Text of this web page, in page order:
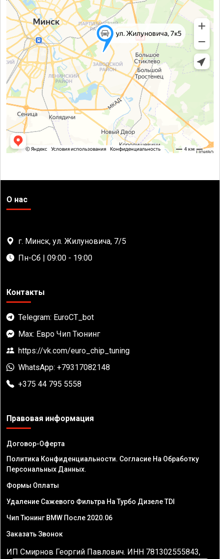
О нас
г. Минск, ул. Жилуновича, 7/5
Пн-Сб | 09:00 - 19:00
Контакты
Telegram: EuroCT_bot
Max: Евро Чип Тюнинг
https://vk.com/euro_chip_tuning
WhatsApp: +79317082148
+375 44 795 5558
Правовая информация
Договор-Оферта
Политика Конфиденциальности. Согласие На Обработку
Персональных Данных.
Формы Оплаты
Удаление Сажевого Фильтра На Турбо Дизеле TDI
Чип Тюнинг BMW После 2020.06
Заказать Звонок
ИП Смирнов Георгий Павлович. ИНН 781302555843,